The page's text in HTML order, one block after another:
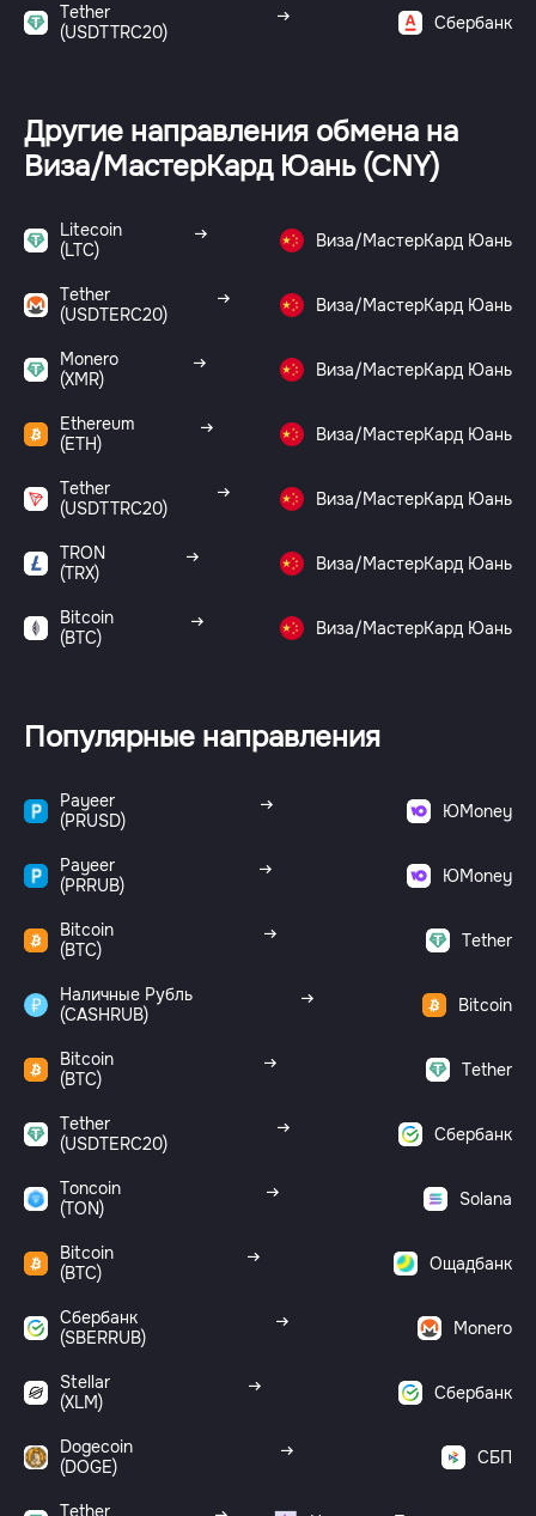
Tether
(USDTTRC20)
Сбербанк
Другие направления обмена на
Виза/МастерКард Юань (CNY)
Litecoin
(LTC)
Виза/МастерКард Юань
Tether
(USDTERC20)
Виза/МастерКард Юань
Monero
(XMR)
Виза/МастерКард Юань
Ethereum
(ETH)
Виза/МастерКард Юань
Tether
(USDTTRC20)
Виза/МастерКард Юань
TRON
(TRX)
Виза/МастерКард Юань
Bitcoin
(BTC)
Виза/МастерКард Юань
Популярные направления
Payeer
(PRUSD)
ЮMoney
Payeer
(PRRUB)
ЮMoney
Bitcoin
(BTC)
Tether
Наличные Рубль
(CASHRUB)
Bitcoin
Bitcoin
(BTC)
Tether
Tether
(USDTERC20)
Сбербанк
Toncoin
(TON)
Solana
Bitcoin
(BTC)
Ощадбанк
Сбербанк
(SBERRUB)
Monero
Stellar
(XLM)
Сбербанк
Dogecoin
(DOGE)
СБП
Tether